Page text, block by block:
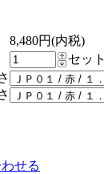
8,480円(内税)
セット
せる